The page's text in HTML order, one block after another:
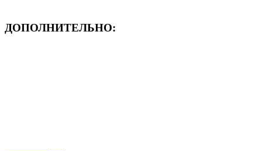
ДОПОЛНИТЕЛЬНО: